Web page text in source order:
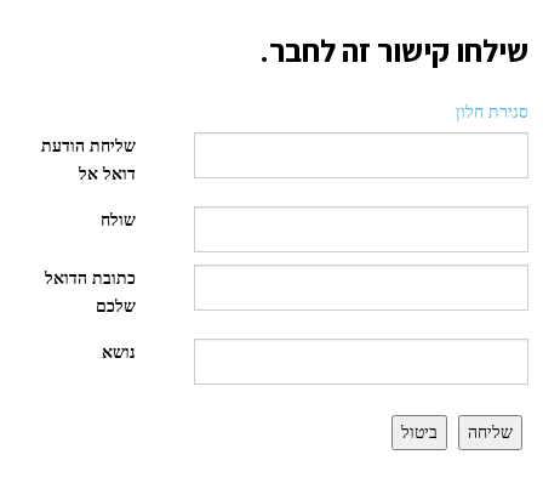
שילחו קישור זה לחבר.
סגירת חלון
שליחת הודעת
דואל אל
שולח
כתובת הדואל
שלכם
נושא
שליחה ביטול